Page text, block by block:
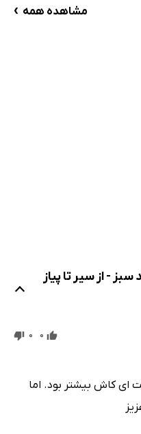
مشاهده همه ›
- از سیر تا پیاز
0
0
ای کاش بیشتر بود. اما